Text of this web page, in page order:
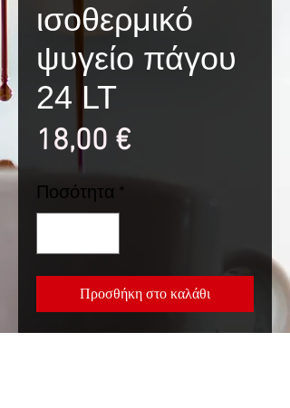
ισοθερμικό
ψυγείο πάγου
24 LT
18,00 €Τιμή
Ποσότητα *
Προσθήκη στο καλάθι